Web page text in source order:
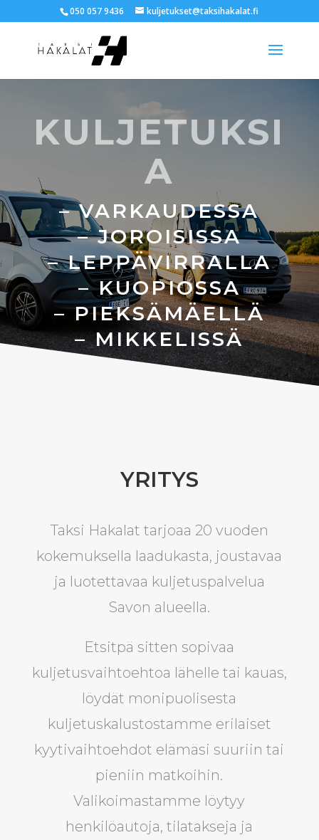
050 057 9436 kuljetukset@taksihakalat.fi
KULJETUKSI
A
– VARKAUDESSA
– JOROISISSA
– LEPPÄVIRRALLA
– KUOPIOSSA
– PIEKSÄMÄELLÄ
– MIKKELISSÄ
YRITYS
Taksi Hakalat tarjoaa 20 vuoden
kokemuksella laadukasta, joustavaa
ja luotettavaa kuljetuspalvelua
Savon alueella.
Etsitpä sitten sopivaa
kuljetusvaihtoehtoa lähelle tai kauas,
löydät monipuolisesta
kuljetuskalustostamme erilaiset
kyytivaihtoehdot elämäsi suuriin tai
pieniin matkoihin.
Valikoimastamme löytyy
henkilöautoja, tilatakseja ja